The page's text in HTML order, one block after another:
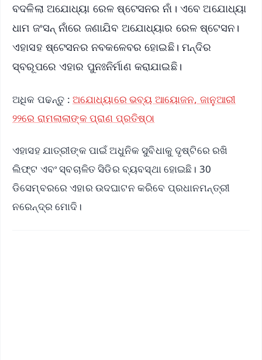
ବଦଳିଲା ଅଯୋଧ୍ୟା ରେଳ ଷ୍ଟେସନର ନାଁ। ଏବେ ଅଯୋଧ୍ୟା
ଧାମ ଜଂସନ୍ ନାଁରେ ଜଣାଯିବ ଅଯୋଧ୍ୟାର ରେଳ ଷ୍ଟେସନ।
ଏହାସହ ଷ୍ଟେସନର ନବକଳେବର ହୋଇଛି। ମନ୍ଦିର
ସ୍ବରୂପରେ ଏହାର ପୁନଃନିର୍ମାଣ କରାଯାଇଛି।
ଅଧିକ ପଢନ୍ତୁ : ଅଯୋଧ୍ୟାରେ ଭବ୍ୟ ଆୟୋଜନ, ଜାନୁଆରୀ
୨୨ରେ ରାମଲାଲାଙ୍କ ପ୍ରାଣ ପ୍ରତିଷ୍ଠା
ଏହାସହ ଯାତ୍ରୀଙ୍କ ପାଇଁ ଅଧୁନିକ ସୁବିଧାକୁ ଦୃଷ୍ଟିରେ ରଖି
ଲିଫ୍ଟ ଏବଂ ସ୍ବଚାଳିତ ସିଡିର ବ୍ୟବସ୍ଥା ହୋଇଛି। 30
ଡିସେମ୍ବରରେ ଏହାର ଉଦଘାଟନ କରିବେ ପ୍ରଧାନମନ୍ତ୍ରୀ
ନରେନ୍ଦ୍ର ମୋଦି।